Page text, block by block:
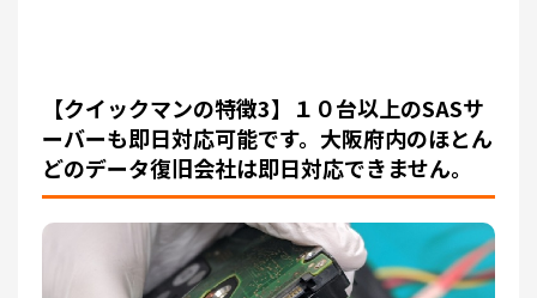
【クイックマンの特徴3】１０台以上のSASサ
ーバーも即日対応可能です。大阪府内のほとん
どのデータ復旧会社は即日対応できません。